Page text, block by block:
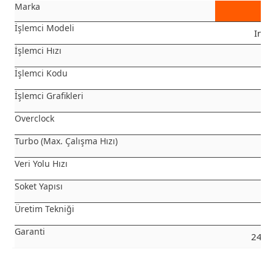
Marka
İşlemci Modeli
İşlemci Hızı
İşlemci Kodu
İşlemci Grafikleri
Overclock
Turbo (Max. Çalışma Hızı)
Veri Yolu Hızı
Soket Yapısı
Üretim Tekniği
Garanti 24